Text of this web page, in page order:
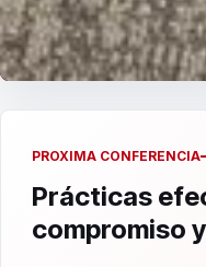
PROXIMA CONFERENCIA
Prácticas
compromiso